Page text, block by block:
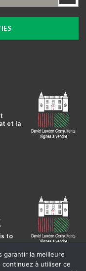
et la
to
to
garantir la meilleure
à utiliser ce